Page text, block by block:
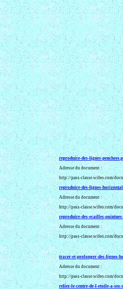
reproduire-des-lignes-
Adresse du document :
http://pass-classe.wifeo.com/
reproduire-des-lignes-
Adresse du document :
http://pass-classe.wifeo.com/
reproduire-des-ecailles-
Adresse du document :
http://pass-classe.wifeo.com/
tracer-et-prolonger-des-lignes-
Adresse du document :
http://pass-classe.wifeo.com/
relier-le-centre-de-l-etoile-a-ses-